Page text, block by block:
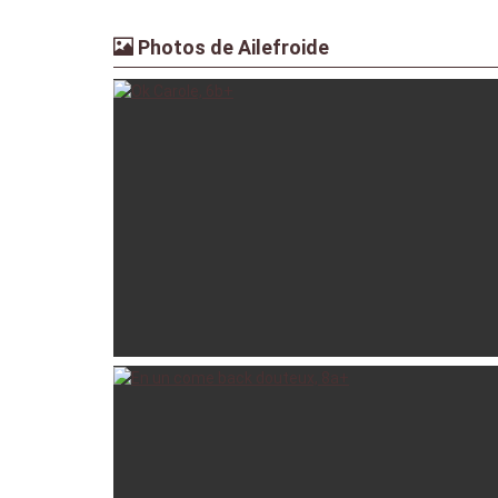
Photos de Ailefroide